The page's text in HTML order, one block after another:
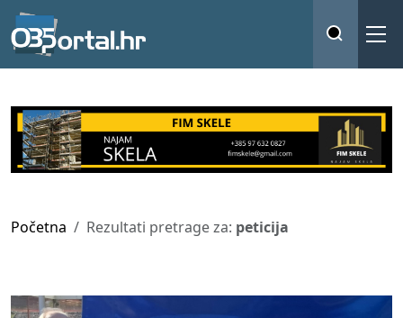
Početna Rezultati pretrage za: peticija